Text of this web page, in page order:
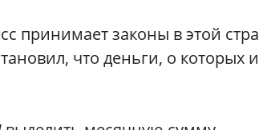
принимает законы в этой
что деньги, о которых